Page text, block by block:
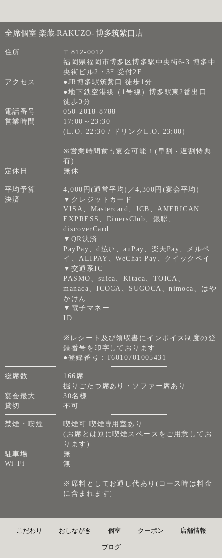
全席個室 楽蔵‐RAKUZO‐ 博多筑紫口店
住所
〒812-0012
福岡県福岡市博多区博多駅中央街6-3 博多中
央街ビル2・3F 受付2F
アクセス
●JR博多駅筑紫口 徒歩1分
●地下鉄空港線（1号線）博多駅東2番出口
徒歩3分
電話番号
050-2018-8788
営業時間
17:00～23:30
(L.O. 22:30 / ドリンクL.O. 23:00)
※営業時間前も宴会可能！(早割・遅割特典
有)
定休日
無休
平均予算
4,000円(通常平均)／4,300円(宴会平均)
決済
▼クレジットカード
VISA、Mastercard、JCB、AMERICAN
EXPRESS、DinersClub、銀聯、
discoverCard
▼QR決済
PayPay、d払い、auPay、楽天Pay、メルペ
イ、ALIPAY、WeChat Pay、クイックペイ
▼交通系IC
PASMO、suica、Kitaca、TOICA、
manaca、ICOCA、SUGOCA、nimoca、はや
かけん
▼電子マネー
ID
※レシート及び領収書にインボイス制度の登
録番号を印字しております
●登録番号：T6010701005431
総席数
166席
掘りごたつ席あり・ソファー席あり
宴会最大
30名様
貸切
不可
禁煙・喫煙
喫煙可 喫煙専用室あり
(お席とは別に喫煙スペースをご用意してお
ります)
駐車場
無
Wi-Fi
無
※席料としてお通し代あり(コース時は料金
に含まれます)
こだわり おしながき 個室 クーポン 店舗情報
ブログ